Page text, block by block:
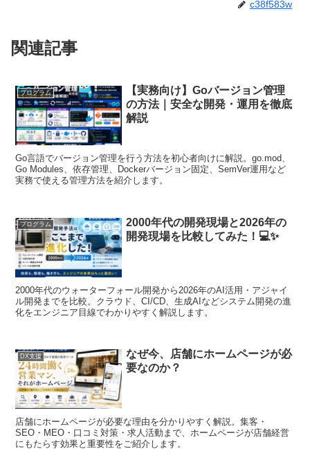
c38f583w
関連記事
プログラム
【実務向け】Goバージョン管理
の方法｜安全な開発・運用を徹底
解説
Go言語でバージョン管理を行う方法を初心者向けに解説。go.mod、
Go Modules、依存管理、Dockerバージョン固定、SemVer運用など
実務で使える管理方法を紹介します。
プログラム
2000年代の開発現場と2026年の
開発現場を比較してみた！💻✨
2000年代のウォーターフォール開発から2026年のAI活用・アジャイ
ル開発までを比較。クラウド、CI/CD、生成AIなどシステム開発の進
化をエンジニア目線でわかりやすく解説します。
DX支援
なぜ今、店舗にホームページが必
要なのか？
店舗にホームページが必要な理由を分かりやすく解説。集客・
SEO・MEO・口コミ対策・求人活動まで、ホームページが店舗経営
にもたらす効果と重要性をご紹介します。